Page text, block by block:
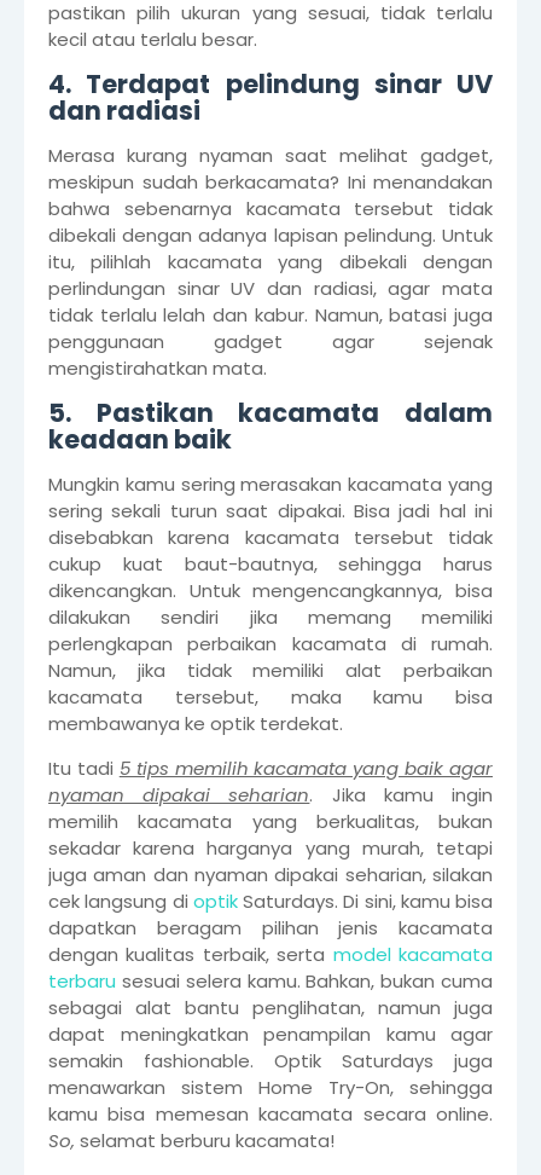
pastikan pilih ukuran yang sesuai, tidak terlalu
kecil atau terlalu besar.
4. Terdapat pelindung sinar UV
dan radiasi
Merasa kurang nyaman saat melihat gadget,
meskipun sudah berkacamata? Ini menandakan
bahwa sebenarnya kacamata tersebut tidak
dibekali dengan adanya lapisan pelindung. Untuk
itu, pilihlah kacamata yang dibekali dengan
perlindungan sinar UV dan radiasi, agar mata
tidak terlalu lelah dan kabur. Namun, batasi juga
penggunaan gadget agar sejenak
mengistirahatkan mata.
5. Pastikan kacamata dalam
keadaan baik
Mungkin kamu sering merasakan kacamata yang
sering sekali turun saat dipakai. Bisa jadi hal ini
disebabkan karena kacamata tersebut tidak
cukup kuat baut-bautnya, sehingga harus
dikencangkan. Untuk mengencangkannya, bisa
dilakukan sendiri jika memang memiliki
perlengkapan perbaikan kacamata di rumah.
Namun, jika tidak memiliki alat perbaikan
kacamata tersebut, maka kamu bisa
membawanya ke optik terdekat.
Itu tadi 5 tips memilih kacamata yang baik agar
nyaman dipakai seharian. Jika kamu ingin
memilih kacamata yang berkualitas, bukan
sekadar karena harganya yang murah, tetapi
juga aman dan nyaman dipakai seharian, silakan
cek langsung di optikSaturdays. Di sini, kamu bisa
dapatkan beragam pilihan jenis kacamata
dengan kualitas terbaik, serta model kacamata
terbaru sesuai selera kamu. Bahkan, bukan cuma
sebagai alat bantu penglihatan, namun juga
dapat meningkatkan penampilan kamu agar
semakin fashionable. Optik Saturdays juga
menawarkan sistem Home Try-On, sehingga
kamu bisa memesan kacamata secara online.
So, selamat berburu kacamata!